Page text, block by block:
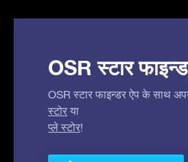
OSR स्टार
OSR स्टार फाइन्डर ऐप के साथ
स्टोर या
प्ले स्टोर!